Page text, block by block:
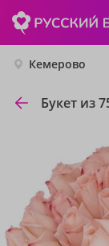
Кемерово
Букет из